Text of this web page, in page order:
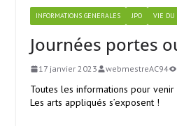
INFORMATIONS GENERALES JPO VIE DU
Journées portes
17 janvier 2023 webmestreAC94
Toutes les informations pour venir
Les arts appliqués s’exposent !